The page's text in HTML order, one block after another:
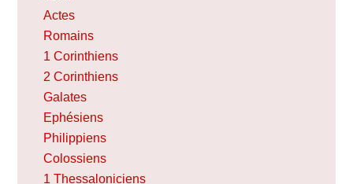
Actes
Romains
1 Corinthiens
2 Corinthiens
Galates
Ephésiens
Philippiens
Colossiens
1 Thessaloniciens